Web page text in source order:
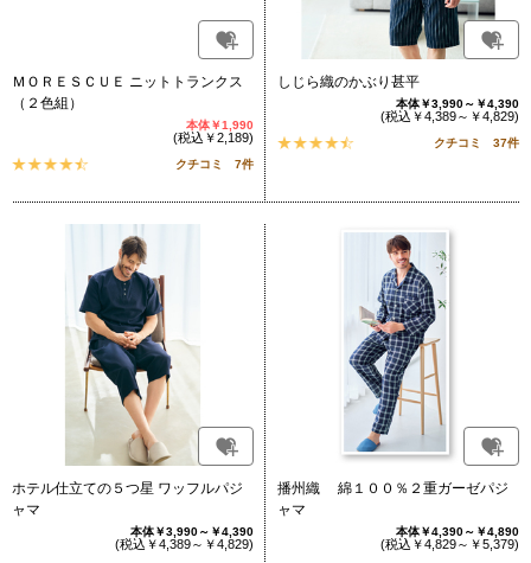
ＭＯＲＥＳＣＵＥ ニットトランクス
（２色組）
本体￥1,990
(税込￥2,189)
クチコミ 7件
しじら織のかぶり甚平
本体￥3,990～￥4,390
(税込￥4,389～￥4,829)
クチコミ 37件
ホテル仕立ての５つ星 ワッフルパジ
ャマ
本体￥3,990～￥4,390
(税込￥4,389～￥4,829)
播州織 綿１００％２重ガーゼパジ
ャマ
本体￥4,390～￥4,890
(税込￥4,829～￥5,379)